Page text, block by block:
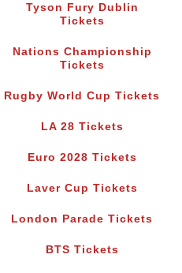
Tyson Fury Dublin
Tickets
Nations Championship
Tickets
Rugby World Cup Tickets
LA 28 Tickets
Euro 2028 Tickets
Laver Cup Tickets
London Parade Tickets
BTS Tickets